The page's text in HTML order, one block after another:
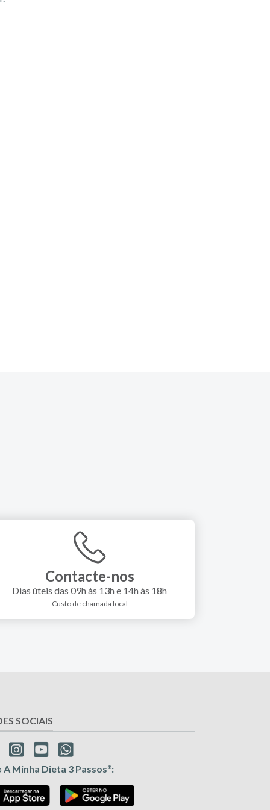
Contacte-nos
Dias úteis das 09h às 13h e 14h às 18h
Custo de chamada local
SOCIAIS
A Minha Dieta 3 Passos ®: